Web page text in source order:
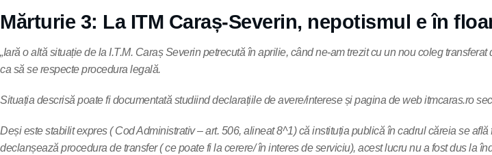
Mărturie 3: La ITM Caraș-Severin, nepotismul e în
„Iară o altă situație de la I.T.M. Caraș Severin petrecută în aprilie, când ne-am trezit cu un nou coleg
ca să se respecte procedura legală.
Situația descrisă poate fi documentată studiind declarațiile de avere/interese și pagina de web itmcaras.ro
Deși este stabilit expres ( Cod Administrativ – art. 506, alineat 8^1) că instituția publică în cadrul căreia se
declanșează procedura de transfer ( ce poate fi la cerere/ în interes de serviciu), acest lucru nu a fost dus la